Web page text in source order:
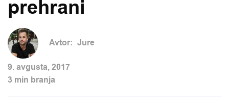
prehrani
Avtor: Jure
9. avgusta, 2017
3 min branja